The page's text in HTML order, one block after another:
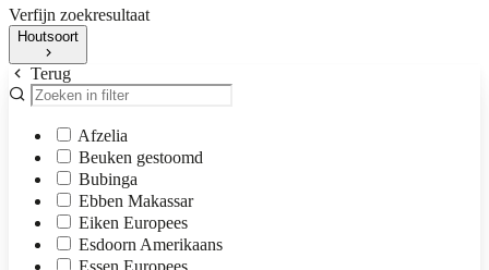
Verfijn zoekresultaat
Houtsoort
Terug
Afzelia
Beuken gestoomd
Bubinga
Ebben Makassar
Eiken Europees
Esdoorn Amerikaans